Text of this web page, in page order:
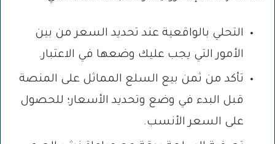
التحلي بالواقعية عند تحديد السعر من بين
الأمور التي يجب عليك وضعها في الاعتبار.
تأكد من ثمن بيع السلع المماثل على المنصة
قبل البدء في وضع وتحديد الأسعار؛ للحصول
على السعر الأنسب.